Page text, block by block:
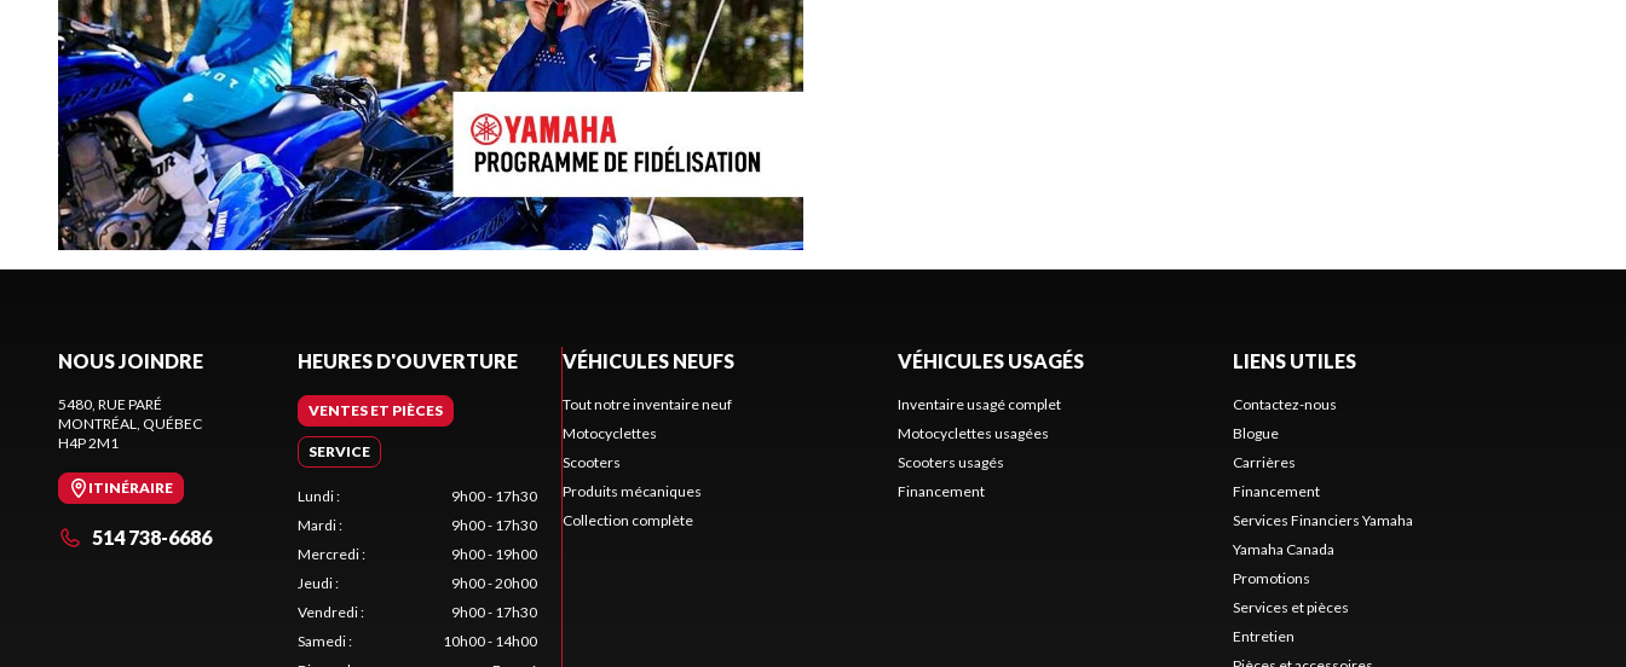
NOUS JOINDRE
5480, RUE PARÉ
MONTRÉAL, QUÉBEC
H4P 2M1
ITINÉRAIRE
514 738-6686
HEURES D'OUVERTURE
VENTES ET PIÈCES
SERVICE
Lundi:
9h00 - 17h30
Mardi:
9h00 - 17h30
Mercredi:
9h00 - 19h00
Jeudi:
9h00 - 20h00
Vendredi:
9h00 - 17h30
Samedi:
10h00 - 14h00
VÉHICULES NEUFS
Tout notre inventaire neuf
Motocyclettes
Scooters
Produits mécaniques
Collection complète
VÉHICULES USAGÉS
Inventaire usagé complet
Motocyclettes usagées
Scooters usagés
Financement
LIENS UTILES
Contactez-nous
Blogue
Carrières
Financement
Services Financiers Yamaha
Yamaha Canada
Promotions
Services et pièces
Entretien